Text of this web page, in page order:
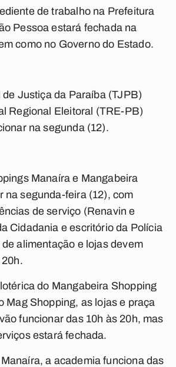
de trabalho na Prefeitura
Pessoa estará fechada na
como no Governo do Estado.
de Justiça da Paraíba (TJPB)
Regional Eleitoral (TRE-PB)
na segunda (12).
Manaíra e Mangabeira
na segunda-feira (12), com
de serviço (Renavin e
Cidadania e escritório da Polícia
alimentação e lojas devem
do Mangabeira Shopping
Mag Shopping, as lojas e praça
funcionar das 10h às 20h, mas
estará fechada.
a academia funciona das